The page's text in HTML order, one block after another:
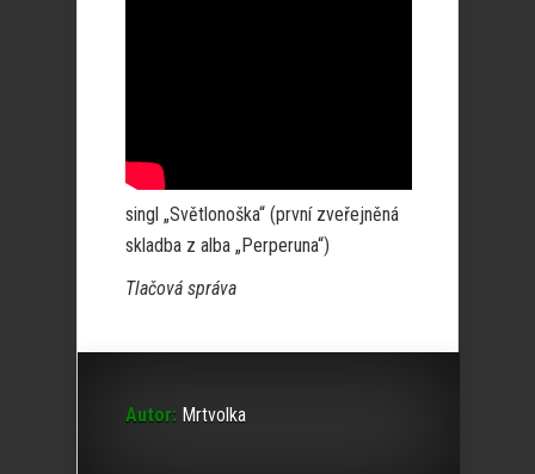
singl „Světlonoška“ (první zveřejněná
skladba z alba „Perperuna“)
Tlačová správa
Autor: Mrtvolka